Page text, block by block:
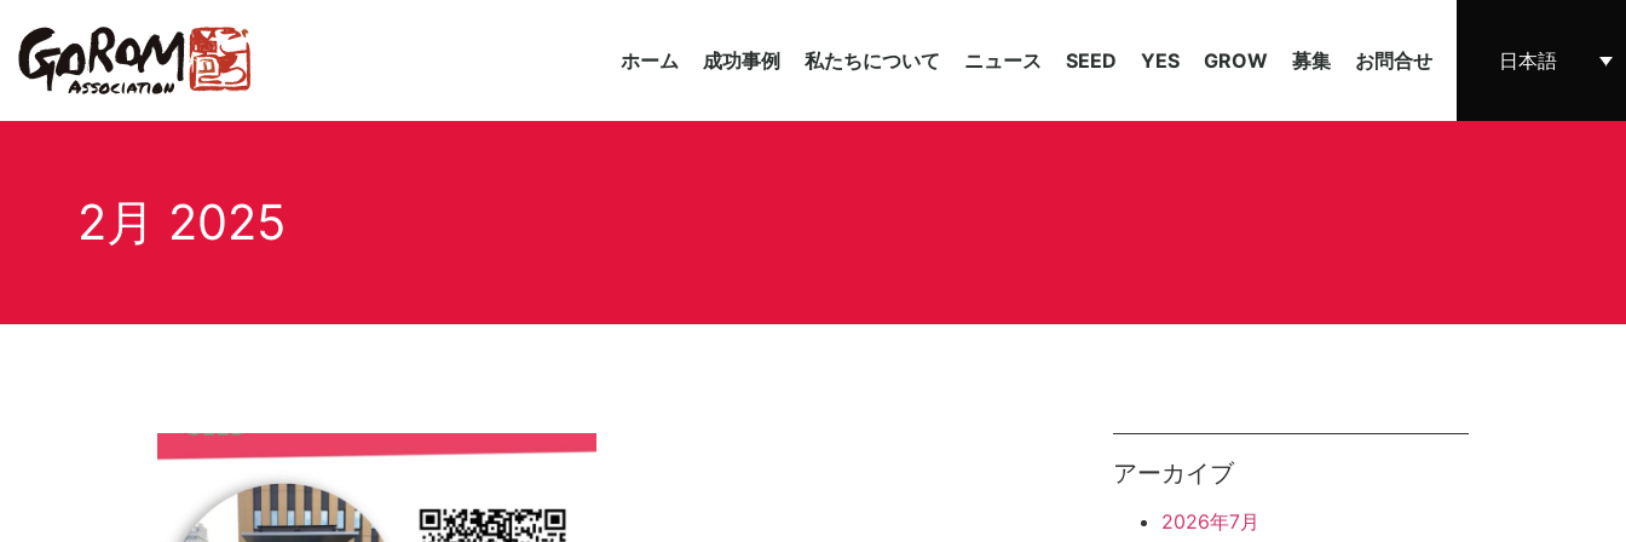
ホーム 成功事例 私たちについて ニュース SEED YES GROW 募集 お問合せ 日本語
2月 2025
アーカイブ
2026年7月